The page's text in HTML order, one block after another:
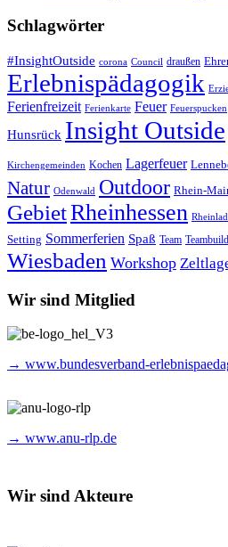
Schlagwörter
#InsightOutside corona Council draußen
Erlebnispädagogik
Ferienfreizeit Ferienkarte Feuer Feuerspucken
Hunsrück Insight Outside
Kirchengemeinden Kochen Lagerfeuer
Natur Odenwald Outdoor Rhein-
GebietRheinhessen
Setting Sommerferien Spaß Team
Wiesbaden Workshop
Wir sind Mitglied
→ www.bundesverband-
→ www.anu-rlp.de
Wir sind Akteure